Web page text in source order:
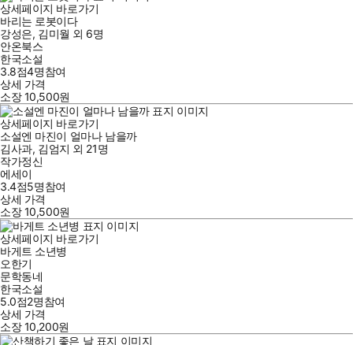
상세페이지 바로가기
바리는 로봇이다
강성은, 김미월 외 6명
안온북스
한국소설
3.8점4명참여
상세 가격
소장10,500원
상세페이지 바로가기
소설엔 마진이 얼마나 남을까
김사과, 김엄지 외 21명
작가정신
에세이
3.4점5명참여
상세 가격
소장10,500원
상세페이지 바로가기
바게트 소년병
오한기
문학동네
한국소설
5.0점2명참여
상세 가격
소장10,200원